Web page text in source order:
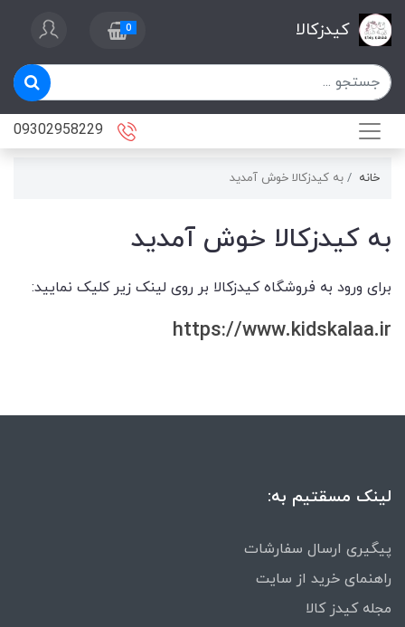
کیدزکالا 0
خانه به کیدزکالا خوش آمدید
به کیدزکالا خوش آمدید
برای ورود به فروشگاه کیدزکالا بر روی لینک زیر کلیک نمایید:
https://www.kidskalaa.ir
لینک مسقتیم به:
پیگیری ارسال سفارشات
راهنمای خرید از سایت
مجله کیدز کالا